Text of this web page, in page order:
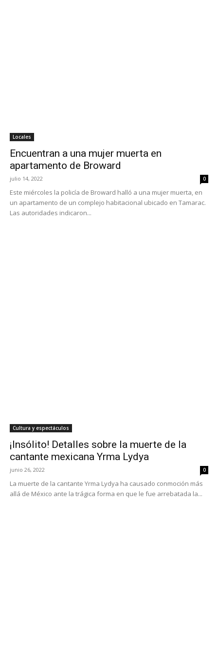
Locales
Encuentran a una mujer muerta en
apartamento de Broward
julio 14, 2022 0
Este miércoles la policía de Broward halló a una mujer muerta, en
un apartamento de un complejo habitacional ubicado en Tamarac.
Las autoridades indicaron...
Cultura y espectáculos
¡Insólito! Detalles sobre la muerte de la
cantante mexicana Yrma Lydya
junio 26, 2022 0
La muerte de la cantante Yrma Lydya ha causado conmoción más
allá de México ante la trágica forma en que le fue arrebatada la...